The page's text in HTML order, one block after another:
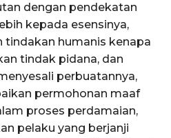
dengan pendekatan
kepada esensinya,
humanis kenapa
tindak pidana, dan
perbuatannya,
permohonan maaf
proses perdamaian,
pelaku yang berjanji